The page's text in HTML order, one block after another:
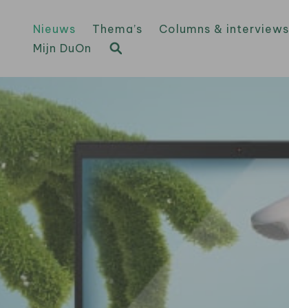
Nieuws Thema’s Columns & interviews
Mijn DuOn